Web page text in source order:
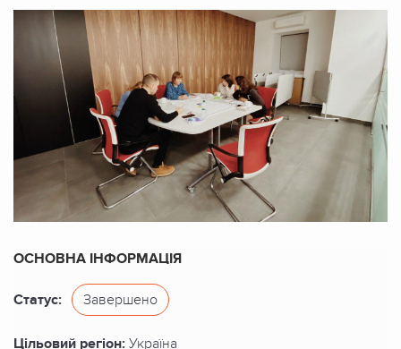
ОСНОВНА ІНФОРМАЦІЯ
Статус: Завершено
Цільовий регіон: Україна